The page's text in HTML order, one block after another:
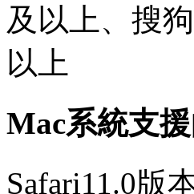
及以上、搜
以上
Mac系統支
Safari11.0版